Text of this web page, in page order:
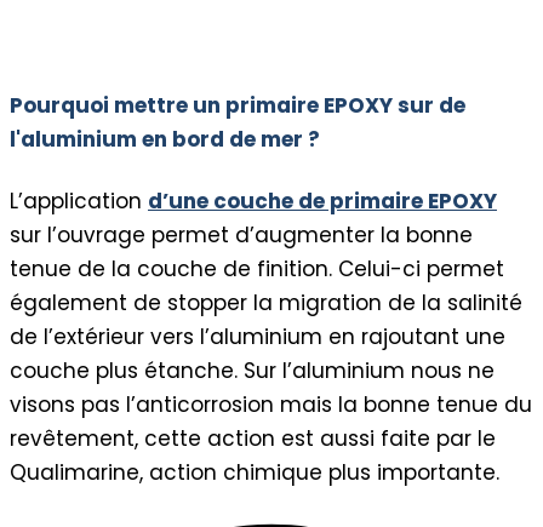
Pourquoi mettre un primaire EPOXY sur de
l'aluminium en bord de mer ?
L’application d’une couche de primaire EPOXY
sur l’ouvrage permet d’augmenter la bonne
tenue de la couche de finition. Celui-ci permet
également de stopper la migration de la salinité
de l’extérieur vers l’aluminium en rajoutant une
couche plus étanche. Sur l’aluminium nous ne
visons pas l’anticorrosion mais la bonne tenue du
revêtement, cette action est aussi faite par le
Qualimarine, action chimique plus importante.